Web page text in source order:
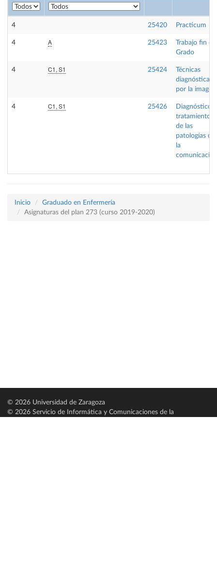
4 25420 Practicum
4 A 25423
Trabajo fin de
Grado
4 C1, S1 25424
Técnicas
diagnósticas
por la imagen
4 C1, S1 25426
Diagnóstico y
tratamiento
de las
patologías de
la
comunicación
Inicio
Graduado en Enfermería
Asignaturas del plan 273 (curso 2019-2020)
© 2026 Universidad de Zaragoza
© 2026 Servicio de Informática y Comunicaciones de la